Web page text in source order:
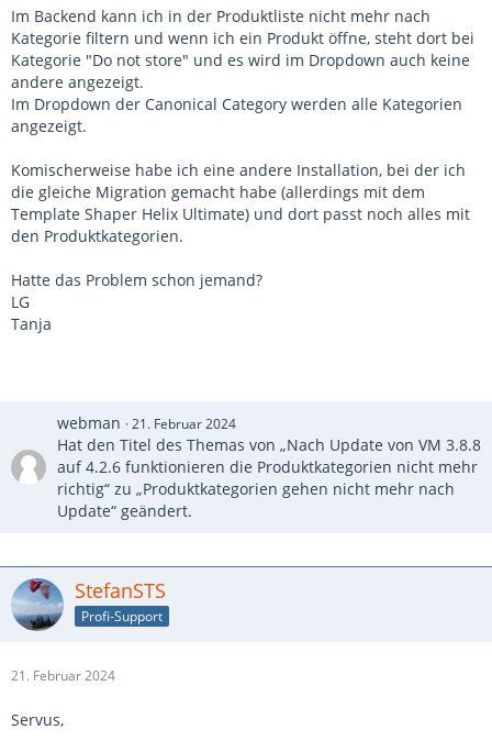
Im Backend kann ich in der Produktliste nicht mehr nach
Kategorie filtern und wenn ich ein Produkt öffne, steht dort bei
Kategorie "Do not store" und es wird im Dropdown auch keine
andere angezeigt.
Im Dropdown der Canonical Category werden alle Kategorien
angezeigt.
Komischerweise habe ich eine andere Installation, bei der ich
die gleiche Migration gemacht habe (allerdings mit dem
Template Shaper Helix Ultimate) und dort passt noch alles mit
den Produktkategorien.
Hatte das Problem schon jemand?
LG
Tanja
webman 21. Februar 2024
Hat den Titel des Themas von „Nach Update von VM 3.8.8
auf 4.2.6 funktionieren die Produktkategorien nicht mehr
richtig“ zu „Produktkategorien gehen nicht mehr nach
Update“ geändert.
StefanSTS
Profi-Support
21. Februar 2024
Servus,